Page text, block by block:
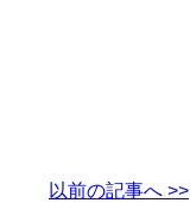
以前の記事へ >>